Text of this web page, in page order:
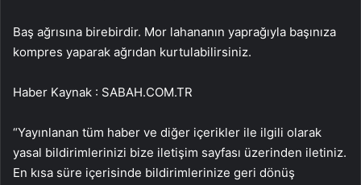
Baş ağrısına birebirdir. Mor lahananın yaprağıyla başınıza
kompres yaparak ağrıdan kurtulabilirsiniz.
Haber Kaynak : SABAH.COM.TR
“Yayınlanan tüm haber ve diğer içerikler ile ilgili olarak
yasal bildirimlerinizi bize iletişim sayfası üzerinden iletiniz.
En kısa süre içerisinde bildirimlerinize geri dönüş